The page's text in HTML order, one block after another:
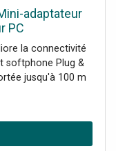
adaptateur
PC
la connectivité
softphone Plug &
jusqu'à 100 m
le Stealth